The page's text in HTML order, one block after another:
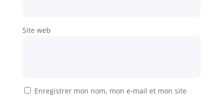
Site web
Enregistrer mon nom, mon e-mail et mon site